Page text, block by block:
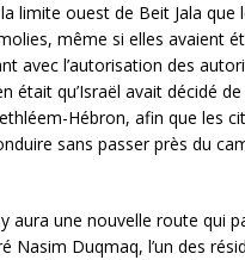
limite ouest de Beit Jala que
même si elles avaient
avec l’autorisation des
était qu’Israël avait décidé
Hébron, afin que les
sans passer près du
aura une nouvelle route qui
Nasim Duqmaq, l’un des